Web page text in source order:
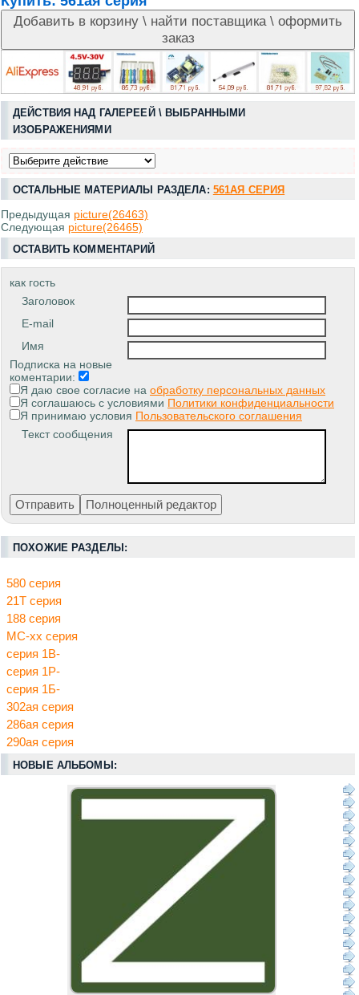
ДЕЙСТВИЯ НАД ГАЛЕРЕЕЙ \ ВЫБРАННЫМИ
ИЗОБРАЖЕНИЯМИ
ОСТАЛЬНЫЕ МАТЕРИАЛЫ РАЗДЕЛА: 561АЯ СЕРИЯ
Предыдущая picture(26463)
Следующая picture(26465)
ОСТАВИТЬ КОММЕНТАРИЙ
как гость
Заголовок
E-mail
Имя
Подписка на новые
коментарии:
Я даю свое согласие на обработку персональных данных
Я соглашаюсь с условиями Политики конфиденциальности
Я принимаю условия Пользовательского соглашения
Текст сообщения
ПОХОЖИЕ РАЗДЕЛЫ:
580 серия
21Т серия
188 серия
МС-хх серия
серия 1В-
серия 1Р-
серия 1Б-
302ая серия
286ая серия
290ая серия
НОВЫЕ АЛЬБОМЫ: